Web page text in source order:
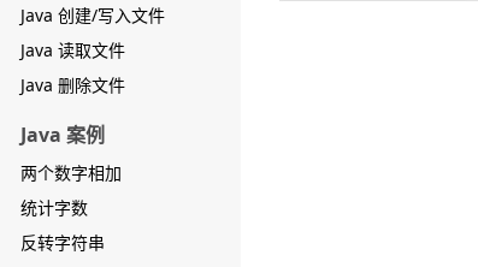
Java 创建/写入文件
Java 读取文件
Java 删除文件
Java 案例
两个数字相加
统计字数
反转字符串